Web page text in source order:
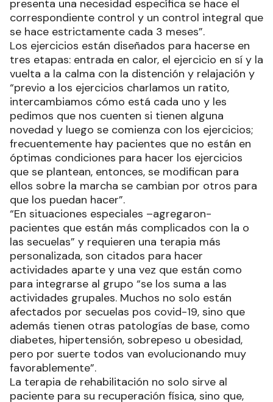
presenta una necesidad específica se hace el
correspondiente control y un control integral que
se hace estrictamente cada 3 meses”.
Los ejercicios están diseñados para hacerse en
tres etapas: entrada en calor, el ejercicio en sí y la
vuelta a la calma con la distención y relajación y
“previo a los ejercicios charlamos un ratito,
intercambiamos cómo está cada uno y les
pedimos que nos cuenten si tienen alguna
novedad y luego se comienza con los ejercicios;
frecuentemente hay pacientes que no están en
óptimas condiciones para hacer los ejercicios
que se plantean, entonces, se modifican para
ellos sobre la marcha se cambian por otros para
que los puedan hacer”.
“En situaciones especiales –agregaron-
pacientes que están más complicados con la o
las secuelas” y requieren una terapia más
personalizada, son citados para hacer
actividades aparte y una vez que están como
para integrarse al grupo “se los suma a las
actividades grupales. Muchos no solo están
afectados por secuelas pos covid-19, sino que
además tienen otras patologías de base, como
diabetes, hipertensión, sobrepeso u obesidad,
pero por suerte todos van evolucionando muy
favorablemente”.
La terapia de rehabilitación no solo sirve al
paciente para su recuperación física, sino que,